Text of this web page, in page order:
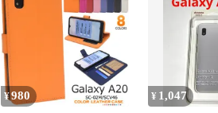
¥980 ¥ 1,047